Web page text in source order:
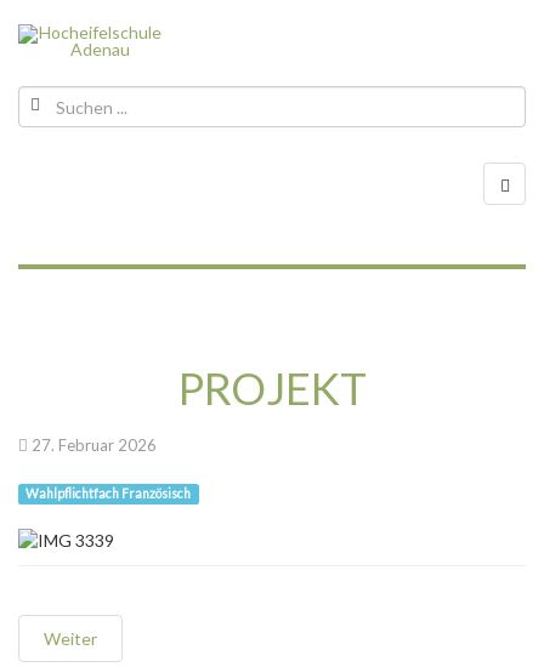
PROJEKT
27. Februar 2026
Wahlpflichtfach Französisch
Weiter